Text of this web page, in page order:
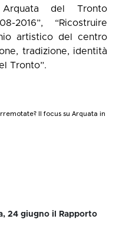
Arquata del Tronto
2016”, “Ricostruire
artistico del centro
tradizione, identità
Tronto”.
Il focus su Arquata in
24 giugno il Rapporto